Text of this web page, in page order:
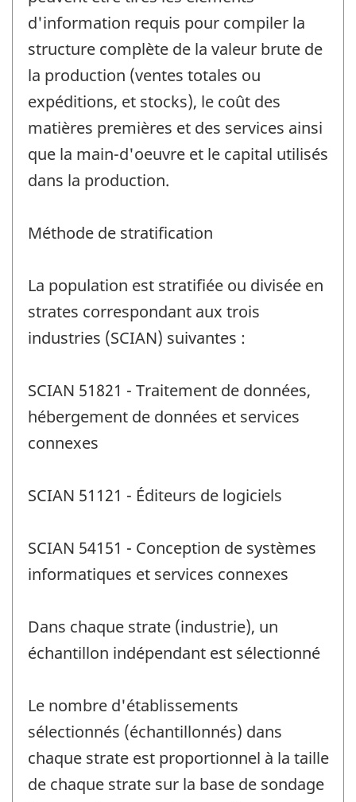
d'information requis pour compiler la
structure complète de la valeur brute de
la production (ventes totales ou
expéditions, et stocks), le coût des
matières premières et des services ainsi
que la main-d'oeuvre et le capital utilisés
dans la production.
Méthode de stratification
La population est stratifiée ou divisée en
strates correspondant aux trois
industries (SCIAN) suivantes :
SCIAN 51821 - Traitement de données,
hébergement de données et services
connexes
SCIAN 51121 - Éditeurs de logiciels
SCIAN 54151 - Conception de systèmes
informatiques et services connexes
Dans chaque strate (industrie), un
échantillon indépendant est sélectionné
Le nombre d'établissements
sélectionnés (échantillonnés) dans
chaque strate est proportionnel à la taille
de chaque strate sur la base de sondage